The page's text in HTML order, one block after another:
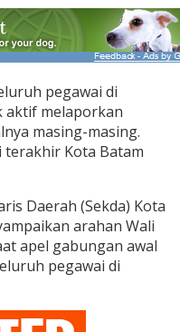
pegawai di
aktif melaporkan
masing-masing.
Kota Batam
Daerah (Sekda) Kota
arahan Wali
apel gabungan awal
pegawai di